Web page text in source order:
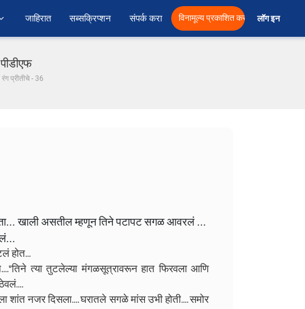
जाहिरात सब्सक्रिप्शन संपर्क करा विनामूल्य प्रकाशित करा लॉग इन
प्रीतीचे - 36
खाली असतील म्हणून तिने पटापट सगळ आवरलं ...
होत...
त्या तुटलेल्या मंगळसूत्रावरून हात फिरवला आणि
शांत नजर दिसला.... घरातले सगळे मांस उभी होती.... समोर